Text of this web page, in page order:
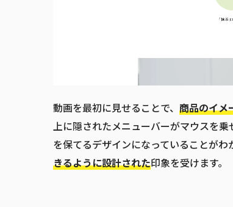
動画を最初に見せることで、 商品のイメ
上に隠されたメニューバーがマウスを
を保てるデザインになっていることがわ
きるように設計された印象を受けます。